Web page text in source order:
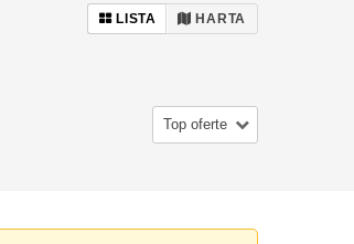
LISTA HARTA
Top oferte